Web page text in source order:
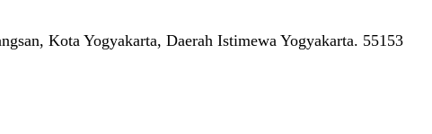
Kota Yogyakarta, Daerah Istimewa Yogyakarta. 55153